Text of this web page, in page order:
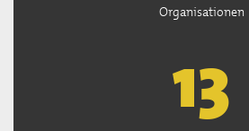
Organisationen
13